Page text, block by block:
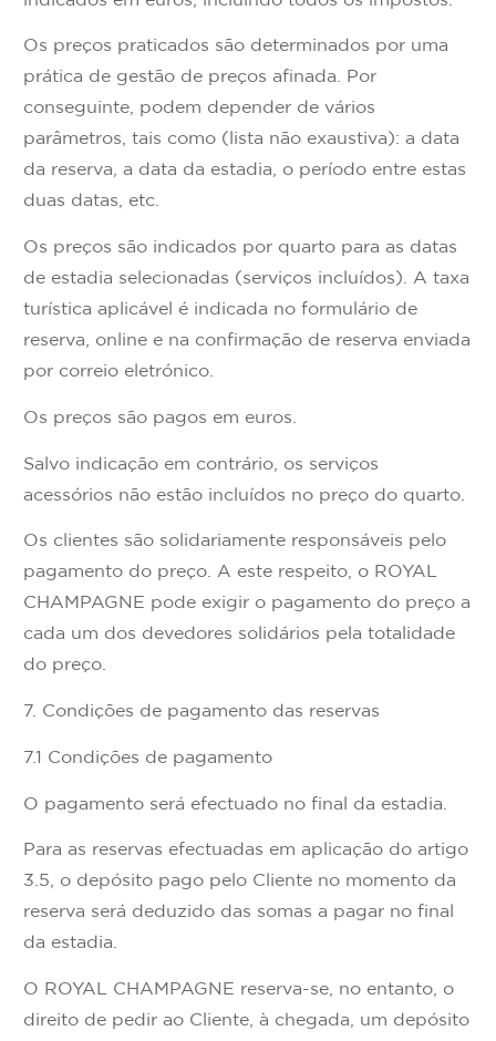
Os preços praticados são determinados por uma
prática de gestão de preços afinada. Por
conseguinte, podem depender de vários
parâmetros, tais como (lista não exaustiva): a data
da reserva, a data da estadia, o período entre estas
duas datas, etc.
Os preços são indicados por quarto para as datas
de estadia selecionadas (serviços incluídos). A taxa
turística aplicável é indicada no formulário de
reserva, online e na confirmação de reserva enviada
por correio eletrónico.
Os preços são pagos em euros.
Salvo indicação em contrário, os serviços
acessórios não estão incluídos no preço do quarto.
Os clientes são solidariamente responsáveis pelo
pagamento do preço. A este respeito, o ROYAL
CHAMPAGNE pode exigir o pagamento do preço a
cada um dos devedores solidários pela totalidade
do preço.
7. Condições de pagamento das reservas
7.1 Condições de pagamento
O pagamento será efectuado no final da estadia.
Para as reservas efectuadas em aplicação do artigo
3.5, o depósito pago pelo Cliente no momento da
reserva será deduzido das somas a pagar no final
da estadia.
O ROYAL CHAMPAGNE reserva-se, no entanto, o
direito de pedir ao Cliente, à chegada, um depósito